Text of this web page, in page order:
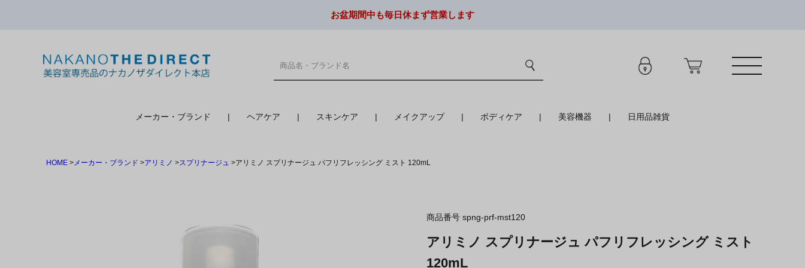
お盆期間中も毎日休まず営業します
メーカー・ブランド ヘアケア スキンケア メイクアップ ボディケア 美容機器 日用品雑貨
HOME メーカー・ブランド アリミノ スプリナージュ アリミノ スプリナージュ パフリフレッシング ミスト 120mL
商品番号 spng-prf-mst120
アリミノ スプリナージュ パフリフレッシング ミスト
120mL